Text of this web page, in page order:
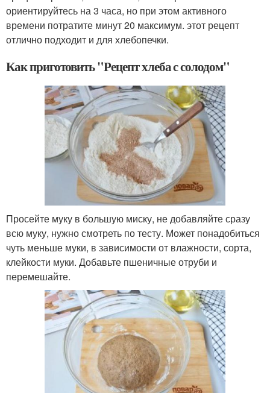
ориентируйтесь на 3 часа, но при этом активного
времени потратите минут 20 максимум. этот рецепт
отлично подходит и для хлебопечки.
Как приготовить "Рецепт хлеба с солодом"
Просейте муку в большую миску, не добавляйте сразу
всю муку, нужно смотреть по тесту. Может понадобиться
чуть меньше муки, в зависимости от влажности, сорта,
клейкости муки. Добавьте пшеничные отруби и
перемешайте.